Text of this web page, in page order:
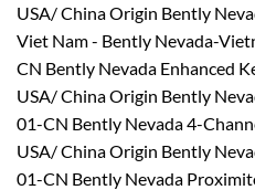
USA/ China Origin Bently
Viet Nam - Bently Nevada-
CN Bently Nevada Enhanced
USA/ China Origin Bently
01-CN Bently Nevada 4-
USA/ China Origin Bently
01-CN Bently Nevada